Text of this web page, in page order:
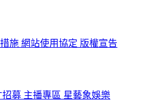
施 網站使用協定 版權宣告
招募 主播專區 星藝象娛樂